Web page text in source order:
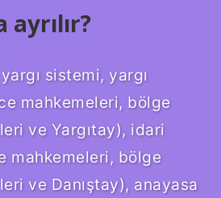
sistemi, yargı
mahkemeleri, bölge
ve Yargıtay), idari
mahkemeleri, bölge
ve Danıştay), anayasa